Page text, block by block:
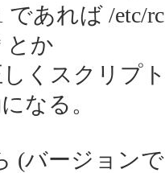
であれば /etc/
とか
くスクリプ
なる。
(バージョン